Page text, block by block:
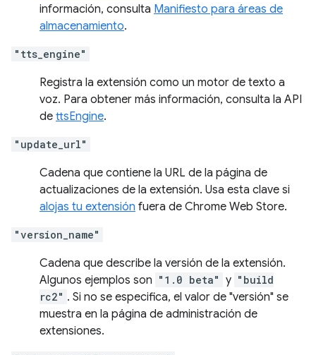
información, consulta Manifiesto para áreas de
almacenamiento.
"tts_engine"
Registra la extensión como un motor de texto a
voz. Para obtener más información, consulta la API
de ttsEngine.
"update_url"
Cadena que contiene la URL de la página de
actualizaciones de la extensión. Usa esta clave si
alojas tu extensión fuera de Chrome Web Store.
"version_name"
Cadena que describe la versión de la extensión.
Algunos ejemplos son "1.0 beta" y "build
rc2" . Si no se especifica, el valor de "versión" se
muestra en la página de administración de
extensiones.